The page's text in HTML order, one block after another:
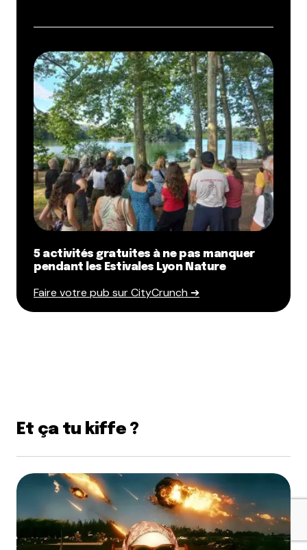
5 activités gratuites à ne pas manquer
pendant les Estivales Lyon Nature
Faire votre pub sur CityCrunch ➔
Et ça tu kiffe ?